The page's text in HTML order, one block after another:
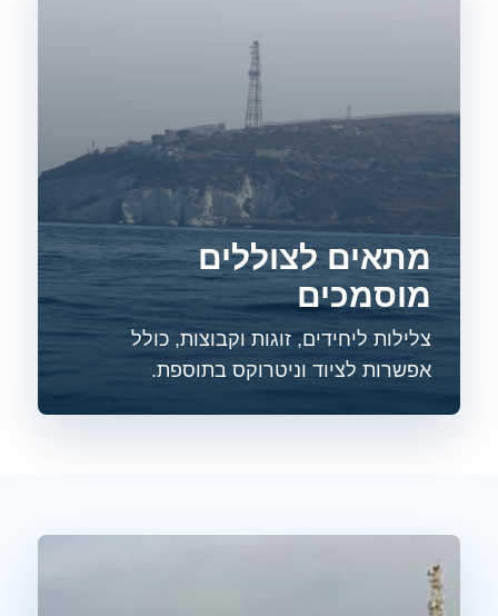
מתאים לצוללים
מוסמכים
צלילות ליחידים, זוגות וקבוצות, כולל
אפשרות לציוד וניטרוקס בתוספת.